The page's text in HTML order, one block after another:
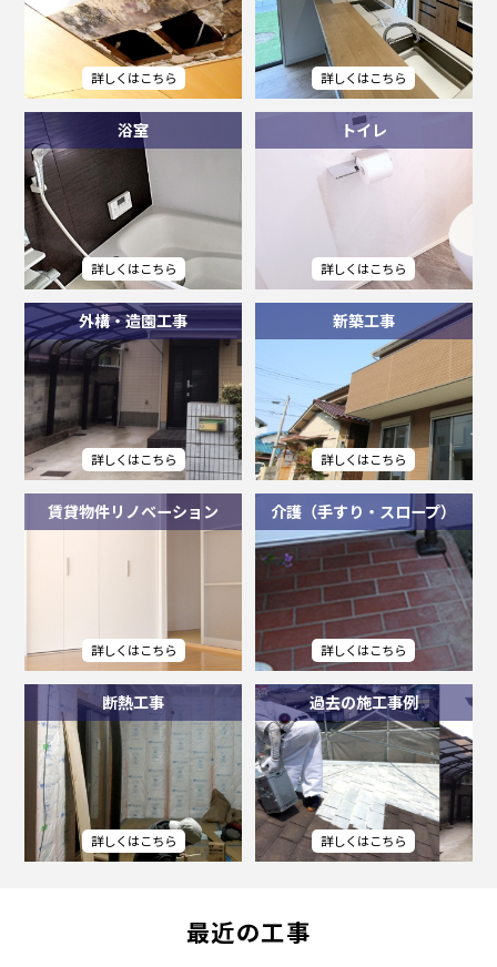
浴室 トイレ
外構・造園工事 新築工事
賃貸物件リノベーション 介護（手すり・スロープ）
断熱工事 過去の施工事例
最近の工事